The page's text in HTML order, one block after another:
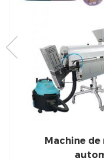
Machine